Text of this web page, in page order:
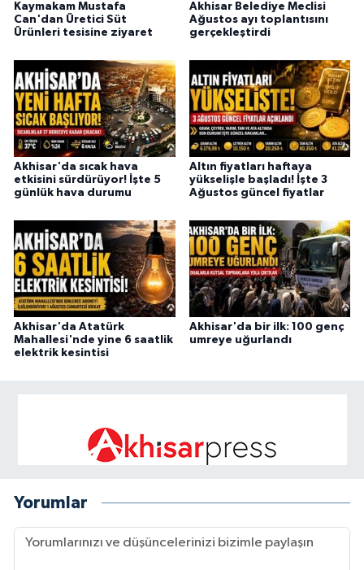
Kaymakam Mustafa
Can'dan Üretici Süt
Ürünleri tesisine ziyaret
Akhisar Belediye Meclisi
Ağustos ayı toplantısını
gerçekleştirdi
Akhisar'da sıcak hava
etkisini sürdürüyor! İşte 5
günlük hava durumu
Altın fiyatları haftaya
yükselişle başladı! İşte 3
Ağustos güncel fiyatlar
Akhisar'da Atatürk
Mahallesi'nde yine 6 saatlik
elektrik kesintisi
Akhisar'da bir ilk: 100 genç
umreye uğurlandı
Yorumlar